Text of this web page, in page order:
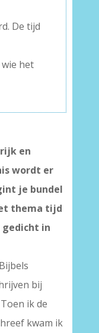
De tijd
het
en
wordt er
je bundel
thema tijd
gedicht in
bij
ik de
kwam ik